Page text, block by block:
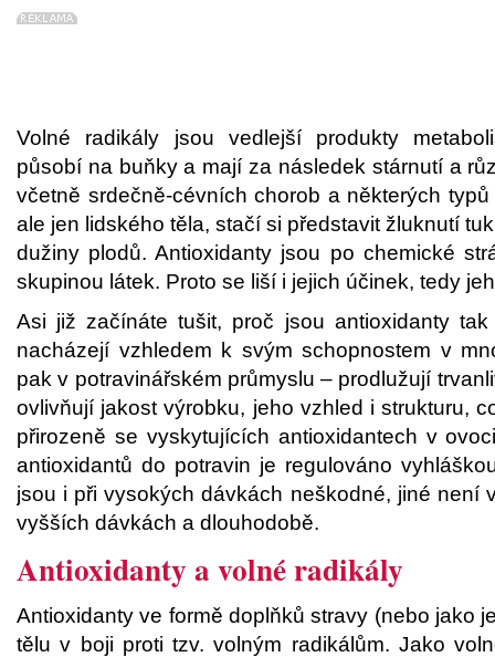
Volné radikály jsou vedlejší produkty
působí na buňky a mají za následek stárnutí a
včetně srdečně-cévních chorob a některých
ale jen lidského těla, stačí si představit žluknutí
dužiny plodů. Antioxidanty jsou po chemické
skupinou látek. Proto se liší i jejich účinek, tedy
Asi již začínáte tušit, proč jsou antioxidanty
nacházejí vzhledem k svým schopnostem v
pak v potravinářském průmyslu – prodlužují
ovlivňují jakost výrobku, jeho vzhled i strukturu,
přirozeně se vyskytujících antioxidantech v
antioxidantů do potravin je regulováno
jsou i při vysokých dávkách neškodné, jiné není
vyšších dávkách a dlouhodobě.
Antioxidanty a volné radikály
Antioxidanty ve formě doplňků stravy (nebo jako
tělu v boji proti tzv. volným radikálům. Jako